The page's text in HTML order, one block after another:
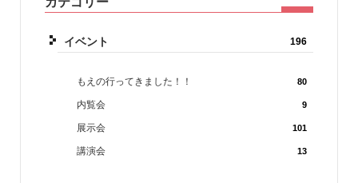
イベント 196
もえの行ってきました！！ 80
内覧会 9
展示会 101
講演会 13